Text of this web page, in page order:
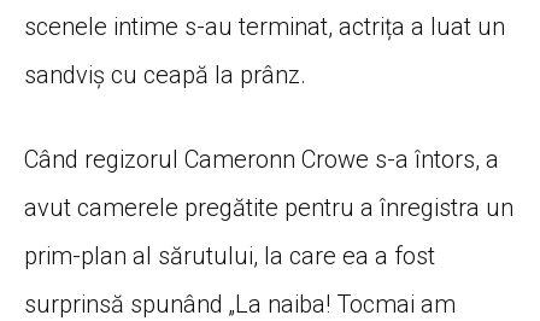
scenele intime s-au terminat, actrița a luat un
sandviș cu ceapă la prânz.
Când regizorul Cameronn Crowe s-a întors, a
avut camerele pregătite pentru a înregistra un
prim-plan al sărutului, la care ea a fost
surprinsă spunând „La naiba! Tocmai am